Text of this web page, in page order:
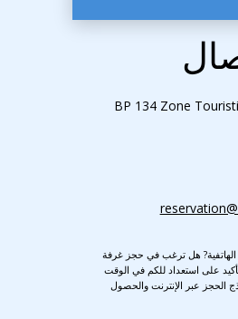
BP 134 Zone
هل ترغب في حجز غرفة
على استعداد للكم في الوقت
الحجز عبر الإنترنت والحصول